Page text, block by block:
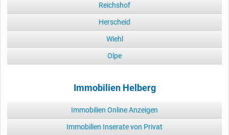
Reichshof
Herscheid
Wiehl
Olpe
Immobilien Helberg
Immobilien Online Anzeigen
Immobilien Inserate von Privat